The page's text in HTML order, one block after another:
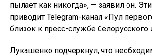
пылает как никогда», — заявил он.
приводит Telegram-канал «Пул
близок к пресс-службе белорусского
Лукашенко подчеркнул, что